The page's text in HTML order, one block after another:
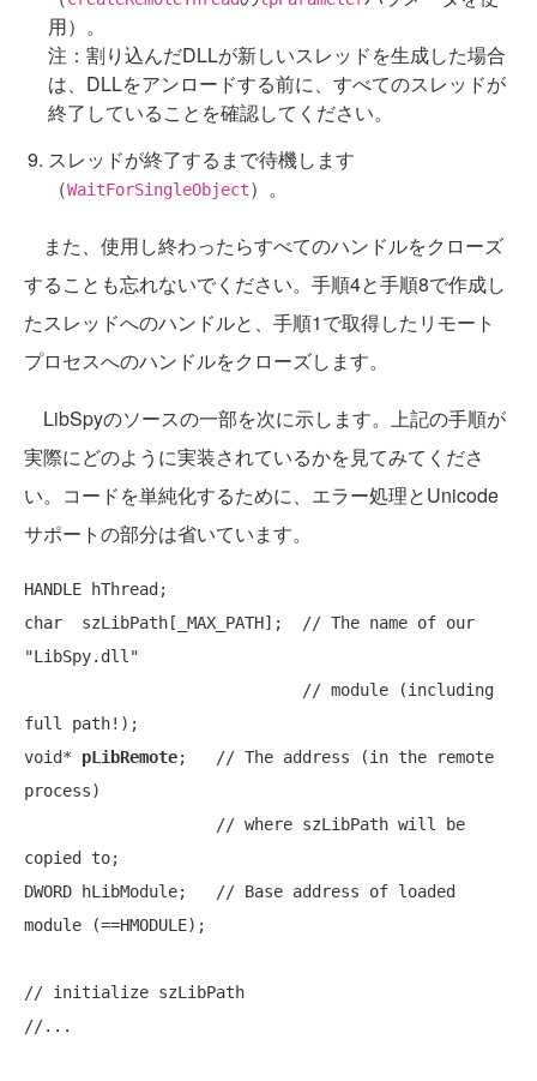
用）。
注：割り込んだDLLが新しいスレッドを生成した場合
は、DLLをアンロードする前に、すべてのスレッドが
終了していることを確認してください。
スレッドが終了するまで待機します
（WaitForSingleObject）。
また、使用し終わったらすべてのハンドルをクローズ
することも忘れないでください。手順4と手順8で作成し
たスレッドへのハンドルと、手順1で取得したリモート
プロセスへのハンドルをクローズします。
LibSpyのソースの一部を次に示します。上記の手順が
実際にどのように実装されているかを見てみてくださ
い。コードを単純化するために、エラー処理とUnicode
サポートの部分は省いています。
char
  szLibPath[_MAX_PATH];
// The name of our
"LibSpy.dll"
// module (including
full path!);
void* pLibRemote;
// The address (in the remote
process)
// where szLibPath will be
copied to;
DWORD hLibModule;
// Base address of loaded
module (==HMODULE);
// initialize szLibPath
//...